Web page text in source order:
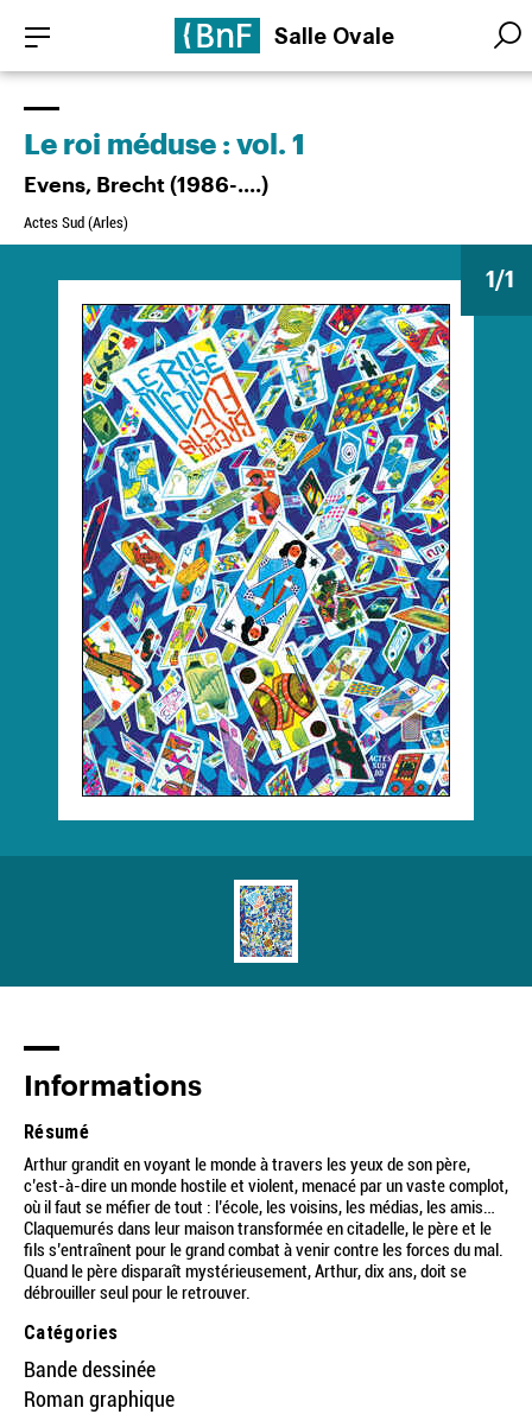
contenu
principal
Salle Ovale
1/1
Le roi méduse : vol. 1
Evens, Brecht (1986-....)
Actes Sud (Arles)
Informations
Résumé
Arthur grandit en voyant le monde à travers les yeux de son père,
c’est-à-dire un monde hostile et violent, menacé par un vaste complot,
où il faut se méfier de tout : l’école, les voisins, les médias, les amis…
Claquemurés dans leur maison transformée en citadelle, le père et le
fils s’entraînent pour le grand combat à venir contre les forces du mal.
Quand le père disparaît mystérieusement, Arthur, dix ans, doit se
débrouiller seul pour le retrouver.
Catégories
Bande dessinée
Roman graphique
Panneau de gestion des cookies